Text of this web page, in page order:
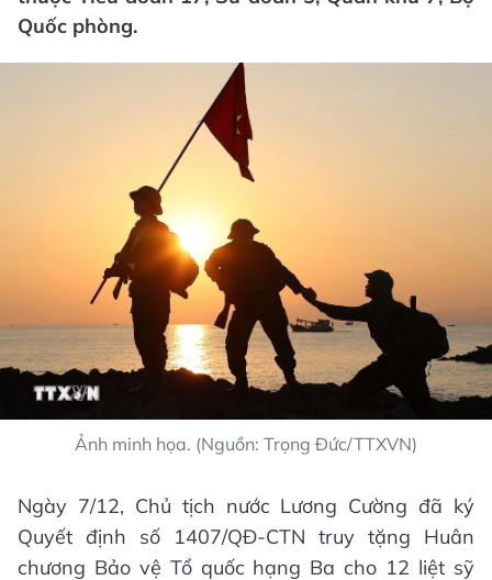
Quốc phòng.
Ảnh minh họa. (Nguồn: Trọng Đức/TTXVN)
Ngày 7/12, Chủ tịch nước Lương Cường đã ký
Quyết định số 1407/QĐ-CTN truy tặng Huân
chương Bảo vệ Tổ quốc hạng Ba cho 12 liệt sỹ